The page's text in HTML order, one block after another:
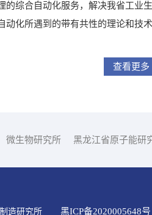
的综合自动化服务，解决我省工业生
动化所遇到的带有共性的理论和技术
查看更多
微生物研究所 黑龙江省原子能研
造研究所 黑ICP备2020005648号